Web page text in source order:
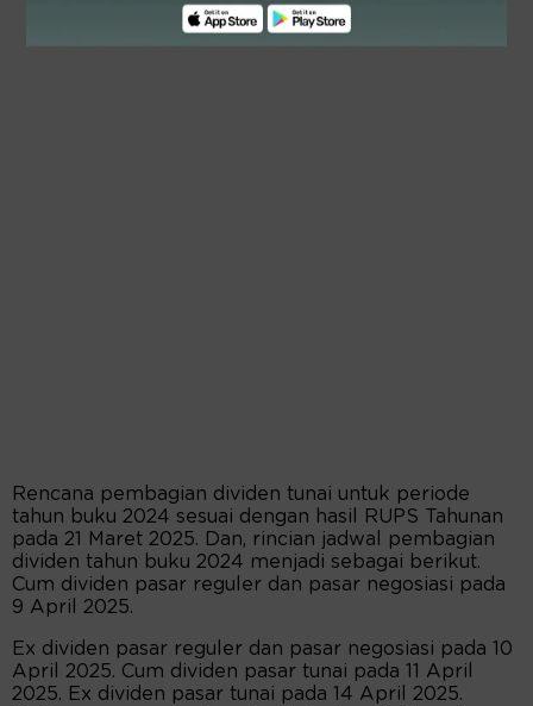
Rencana pembagian dividen tunai untuk periode
tahun buku 2024 sesuai dengan hasil RUPS Tahunan
pada 21 Maret 2025. Dan, rincian jadwal pembagian
dividen tahun buku 2024 menjadi sebagai berikut.
Cum dividen pasar reguler dan pasar negosiasi pada
9 April 2025.
Ex dividen pasar reguler dan pasar negosiasi pada 10
April 2025. Cum dividen pasar tunai pada 11 April
2025. Ex dividen pasar tunai pada 14 April 2025.